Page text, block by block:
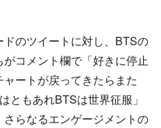
のツイートに対し、BTSの
コメント欄で「好きに停止
ートが戻ってきたらまた
ともあれBTSは世界征服」
さらなるエンゲージメントの